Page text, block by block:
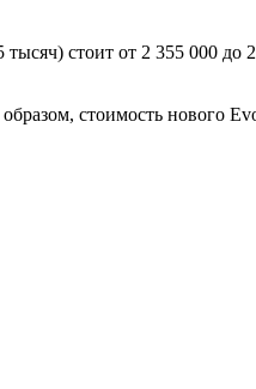
стоит от 2 355 000 до
стоимость нового